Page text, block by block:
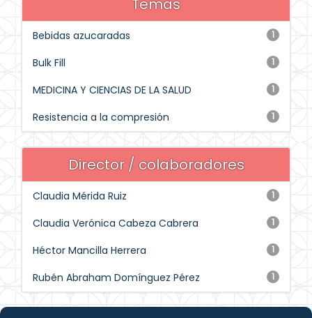
Temas
1
Bebidas azucaradas
1
Bulk Fill
1
MEDICINA Y CIENCIAS DE LA SALUD
1
Resistencia a la compresión
Director / colaboradores
1
Claudia Mérida Ruiz
1
Claudia Verónica Cabeza Cabrera
1
Héctor Mancilla Herrera
1
Rubén Abraham Domínguez Pérez